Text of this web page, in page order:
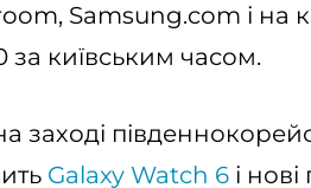
Samsung.com і на
за київським часом.
заході
Galaxy Watch 6 і